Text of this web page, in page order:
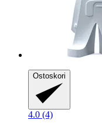
Ostoskori
4.0 (4)